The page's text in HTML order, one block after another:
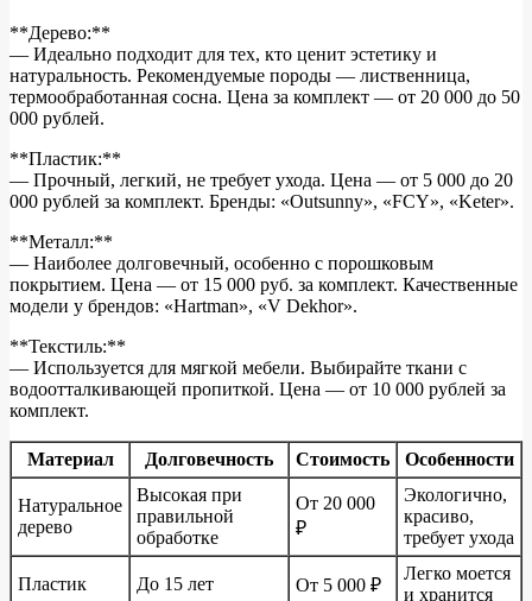
**Дерево:**
— Идеально подходит для тех, кто ценит эстетику и
натуральность. Рекомендуемые породы — лиственница,
термообработанная сосна. Цена за комплект — от 20 000 до 50
000 рублей.
**Пластик:**
— Прочный, легкий, не требует ухода. Цена — от 5 000 до 20
000 рублей за комплект. Бренды: «Outsunny», «FCY», «Keter».
**Металл:**
— Наиболее долговечный, особенно с порошковым
покрытием. Цена — от 15 000 руб. за комплект. Качественные
модели у брендов: «Hartman», «V Dekhor».
**Текстиль:**
— Используется для мягкой мебели. Выбирайте ткани с
водоотталкивающей пропиткой. Цена — от 10 000 рублей за
комплект.
Материал Долговечность Стоимость Особенности
Натуральное
дерево
Высокая при
правильной
обработке
От 20 000
₽
Экологично,
красиво,
требует ухода
Пластик До 15 лет От 5 000 ₽
Легко моется
и хранится